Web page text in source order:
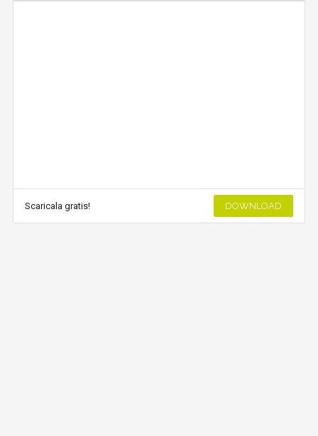
Scaricala gratis! DOWNLOAD